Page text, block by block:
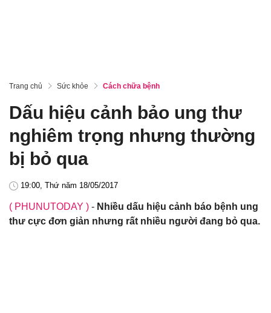
Trang chủ Sức khỏe Cách chữa bệnh
Dấu hiệu cảnh bảo ung thư
nghiêm trọng nhưng thường
bị bỏ qua
19:00, Thứ năm 18/05/2017
( PHUNUTODAY ) - Nhiều dấu hiệu cảnh báo bệnh ung
thư cực đơn giản nhưng rất nhiều người đang bỏ qua.